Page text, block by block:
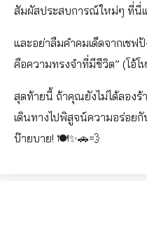
สัมผัสประสบการณ์ใหม่ๆ ที่นี่
และอย่าลืมคำคมเด็ดจากเชฟ
คือความทรงจำที่มีชีวิต” (โอ้
สุดท้ายนี้ ถ้าคุณยังไม่ได้ลองร้
เดินทางไปพิสูจน์ความอร่อยกั
บ๊ายบาย! 🍽️✨🚗💨